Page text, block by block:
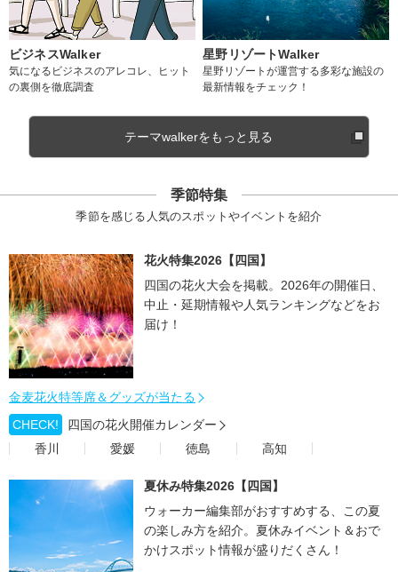
ビジネスWalker
気になるビジネスのアレコレ、ヒット
の裏側を徹底調査
星野リゾートWalker
星野リゾートが運営する多彩な施設の
最新情報をチェック！
テーマwalkerをもっと見る
季節特集
季節を感じる人気のスポットやイベントを紹介
花火特集2026【四国】
四国の花火大会を掲載。2026年の開催日、
中止・延期情報や人気ランキングなどをお
届け！
金麦花火特等席＆グッズが当たる
CHECK!
四国の花火開催カレンダー
香川
愛媛 徳島 高知
夏休み特集2026【四国】
ウォーカー編集部がおすすめする、この夏
の楽しみ方を紹介。夏休みイベント＆おで
かけスポット情報が盛りだくさん！